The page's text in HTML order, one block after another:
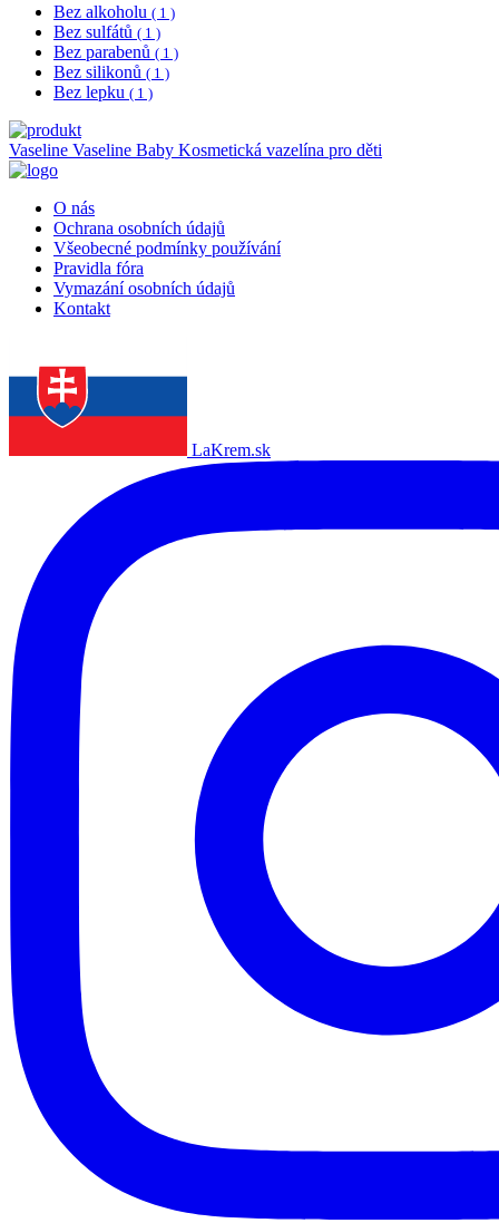
Bez alkoholu ( 1 )
Bez sulfátů ( 1 )
Bez parabenů ( 1 )
Bez silikonů ( 1 )
Bez lepku ( 1 )
Vaseline Vaseline Baby Kosmetická vazelína pro děti
O nás
Ochrana osobních údajů
Všeobecné podmínky používání
Pravidla fóra
Vymazání osobních údajů
Kontakt
LaKrem.sk